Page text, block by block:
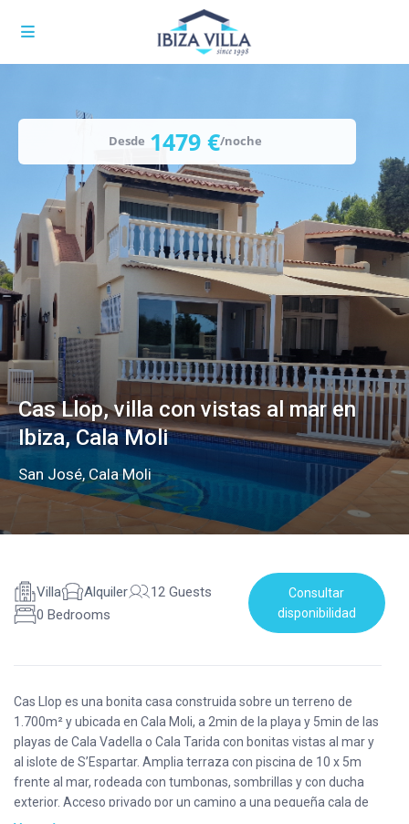
Cas Llop, villa con vistas al mar en
Ibiza, Cala Moli
San José, Cala Moli
1479 €
Villa Alquiler
12 Guests
0 Bedrooms
Consultar
disponibilidad
Cas Llop es una bonita casa construida sobre un terreno de
1.700m² y ubicada en Cala Moli, a 2min de la playa y 5min de las
playas de Cala Vadella o Cala Tarida con bonitas vistas al mar y
al islote de S’Espartar. Amplia terraza con piscina de 10 x 5m
frente al mar, rodeada con tumbonas, sombrillas y con ducha
exterior. Acceso privado por un camino a una pequeña cala de